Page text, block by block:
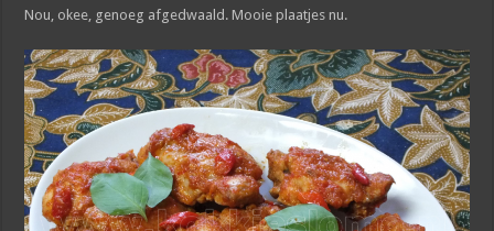
Nou, okee, genoeg afgedwaald. Mooie plaatjes nu.